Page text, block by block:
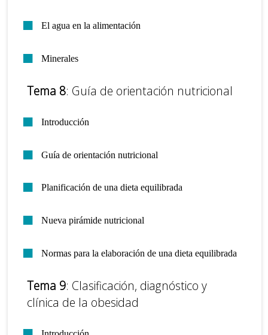
El agua en la alimentación
Minerales
Tema 8: Guía de orientación nutricional
Introducción
Guía de orientación nutricional
Planificación de una dieta equilibrada
Nueva pirámide nutricional
Normas para la elaboración de una dieta equilibrada
Tema 9: Clasificación, diagnóstico y
clínica de la obesidad